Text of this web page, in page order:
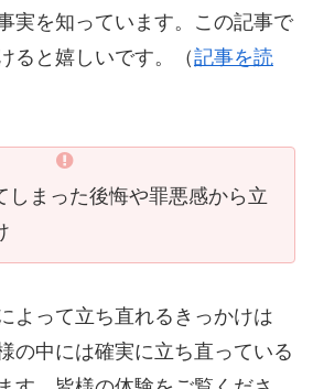
実を知っています。この記事で
ると嬉しいです。（記事を読
しまった後悔や罪悪感から立
よって立ち直れるきっかけは
の中には確実に立ち直っている